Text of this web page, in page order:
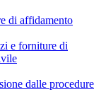
di affidamento
e forniture di
dalle procedure